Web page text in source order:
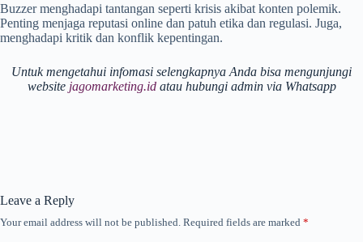
Buzzer menghadapi tantangan seperti krisis akibat konten polemik.
Penting menjaga reputasi online dan patuh etika dan regulasi. Juga,
menghadapi kritik dan konflik kepentingan.
Untuk mengetahui infomasi selengkapnya Anda bisa mengunjungi
websitejagomarketing.idatau hubungi admin via Whatsapp
Leave a Reply
Your email address will not be published. Required fields are marked *